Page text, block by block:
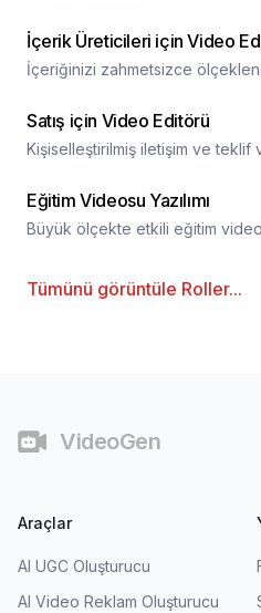
İçerik Üreticileri için Video
İçeriğinizi zahmetsizce
Satış için Video Editörü
Kişiselleştirilmiş iletişim ve teklif
Eğitim Videosu Yazılımı
Büyük ölçekte etkili eğitim
Tümünü görüntüle Roller...
VideoGen
Araçlar
AI UGC Oluşturucu
AI Video Reklam Oluşturucu